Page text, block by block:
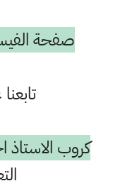
صفحة
كروب الاستاذ